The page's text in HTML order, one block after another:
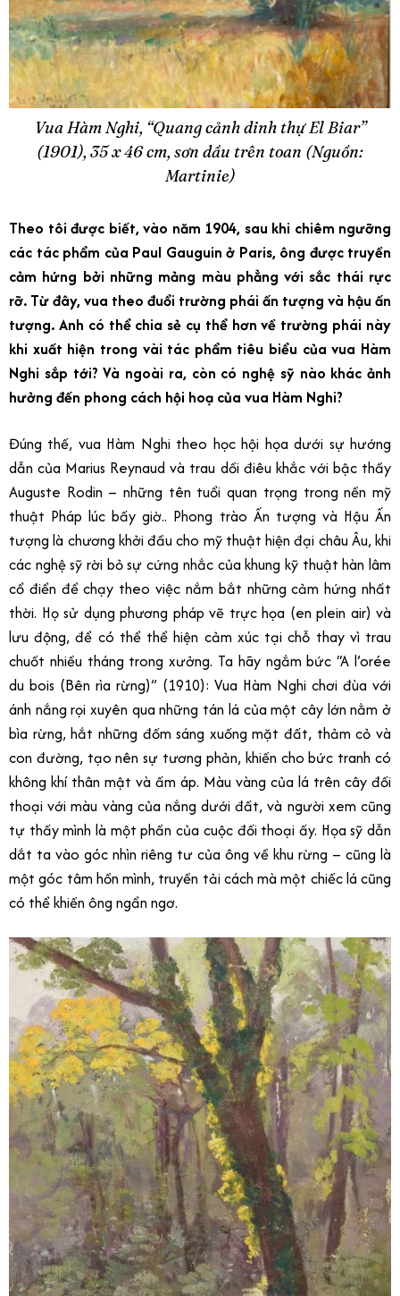
Vua Hàm Nghi, “Quang cảnh dinh thự El Biar”
(1901), 35 x 46 cm, sơn dầu trên toan (Nguồn:
Martinie)
Theo tôi được biết, vào năm 1904, sau khi chiêm ngưỡng
các tác phẩm của Paul Gauguin ở Paris, ông được truyền
cảm hứng bởi những mảng màu phẳng với sắc thái rực
rỡ. Từ đây, vua theo đuổi trường phái ấn tượng và hậu ấn
tượng. Anh có thể chia sẻ cụ thể hơn về trường phái này
khi xuất hiện trong vài tác phẩm tiêu biểu của vua Hàm
Nghi sắp tới? Và ngoài ra, còn có nghệ sỹ nào khác ảnh
hưởng đến phong cách hội hoạ của vua Hàm Nghi?
Đúng thế, vua Hàm Nghi theo học hội họa dưới sự hướng
dẫn của Marius Reynaud và trau dồi điêu khắc với bậc thầy
Auguste Rodin – những tên tuổi quan trọng trong nền mỹ
thuật Pháp lúc bấy giờ.. Phong trào Ấn tượng và Hậu Ấn
tượng là chương khởi đầu cho mỹ thuật hiện đại châu Âu, khi
các nghệ sỹ rời bỏ sự cứng nhắc của khung kỹ thuật hàn lâm
cổ điển để chạy theo việc nắm bắt những cảm hứng nhất
thời. Họ sử dụng phương pháp vẽ trực họa (en plein air) và
lưu động, để có thể thể hiện cảm xúc tại chỗ thay vì trau
chuốt nhiều tháng trong xưởng. Ta hãy ngắm bức “A l’orée
du bois (Bên rìa rừng)” (1910): Vua Hàm Nghi chơi đùa với
ánh nắng rọi xuyên qua những tán lá của một cây lớn nằm ở
bìa rừng, hắt những đốm sáng xuống mặt đất, thảm cỏ và
con đường, tạo nên sự tương phản, khiến cho bức tranh có
không khí thân mật và ấm áp. Màu vàng của lá trên cây đối
thoại với màu vàng của nắng dưới đất, và người xem cũng
tự thấy mình là một phần của cuộc đối thoại ấy. Họa sỹ dẫn
dắt ta vào góc nhìn riêng tư của ông về khu rừng – cũng là
một góc tâm hồn mình, truyền tải cách mà một chiếc lá cũng
có thể khiến ông ngẩn ngơ.